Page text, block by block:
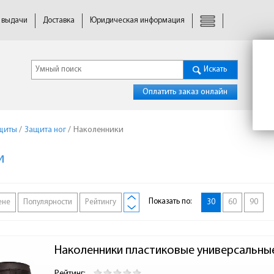
выдачи Доставка Юридическая информация
Искать
Оплатить заказ онлайн
/ Защита ног / Наколенники
Популярности Рейтингу Показать по: 30 60 90
Наколенники пластиковые